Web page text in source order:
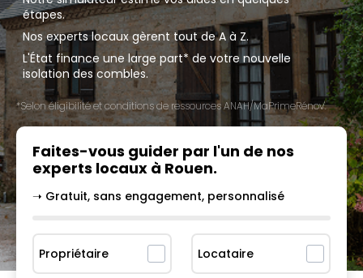
étapes.
Nos experts locaux gèrent tout de A à Z.
L'État finance une large part* de votre nouvelle
isolation des combles.
*Selon éligibilité et conditions de ressources ANAH/MaPrimeRénov'.
Faites-vous guider par l'un de nos
experts locaux à Rouen.
➝ Gratuit, sans engagement, personnalisé
Propriétaire Locataire